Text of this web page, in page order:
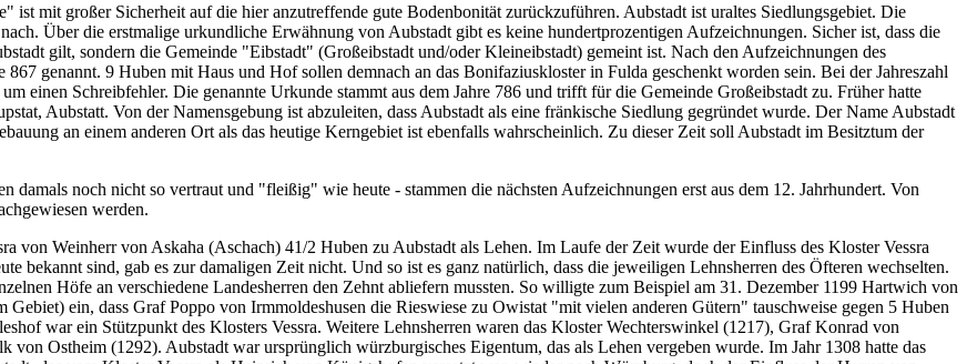
mit großer Sicherheit auf die hier anzutreffende gute Bodenbonität zurückzuführen. Aubstadt ist uraltes Siedlungsgebiet. Die
Über die erstmalige urkundliche Erwähnung von Aubstadt gibt es keine hundertprozentigen Aufzeichnungen. Sicher ist, dass die
gilt, sondern die Gemeinde "Eibstadt" (Großeibstadt und/oder Kleineibstadt) gemeint ist. Nach den Aufzeichnungen des
genannt. 9 Huben mit Haus und Hof sollen demnach an das Bonifaziuskloster in Fulda geschenkt worden sein. Bei der Jahreszahl
einen Schreibfehler. Die genannte Urkunde stammt aus dem Jahre 786 und trifft für die Gemeinde Großeibstadt zu. Früher hatte
Aubstatt. Von der Namensgebung ist abzuleiten, dass Aubstadt als eine fränkische Siedlung gegründet wurde. Der Name Aubstadt
an einem anderen Ort als das heutige Kerngebiet ist ebenfalls wahrscheinlich. Zu dieser Zeit soll Aubstadt im Besitztum der
noch nicht so vertraut und "fleißig" wie heute - stammen die nächsten Aufzeichnungen erst aus dem 12. Jahrhundert. Von
werden.
von Weinherr von Askaha (Aschach) 41/2 Huben zu Aubstadt als Lehen. Im Laufe der Zeit wurde der Einfluss des Kloster Vessra
bekannt sind, gab es zur damaligen Zeit nicht. Und so ist es ganz natürlich, dass die jeweiligen Lehnsherren des Öfteren wechselten.
Höfe an verschiedene Landesherren den Zehnt abliefern mussten. So willigte zum Beispiel am 31. Dezember 1199 Hartwich von
ein, dass Graf Poppo von Irmmoldeshusen die Rieswiese zu Owistat "mit vielen anderen Gütern" tauschweise gegen 5 Huben
war ein Stützpunkt des Klosters Vessra. Weitere Lehnsherren waren das Kloster Wechterswinkel (1217), Graf Konrad von
Ostheim (1292). Aubstadt war ursprünglich würzburgisches Eigentum, das als Lehen vergeben wurde. Im Jahr 1308 hatte das